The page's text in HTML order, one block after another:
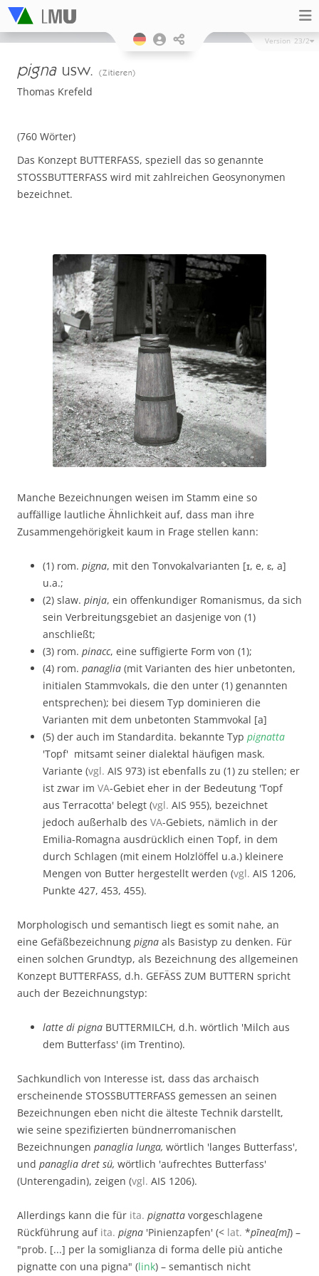
Version 23/2
pigna usw.(Zitieren)
Thomas Krefeld
(760 Wörter)
Das Konzept BUTTERFASS, speziell das so genannte
STOSSBUTTERFASS wird mit zahlreichen Geosynonymen
bezeichnet.
Manche Bezeichnungen weisen im Stamm eine so
auffällige lautliche Ähnlichkeit auf, dass man ihre
Zusammengehörigkeit kaum in Frage stellen kann:
(1) rom. pigna, mit den Tonvokalvarianten [ɪ, e, ɛ, a]
u.a.;
(2) slaw. pinja, ein offenkundiger Romanismus, da sich
sein Verbreitungsgebiet an dasjenige von (1)
anschließt;
(3) rom. pinacc, eine suffigierte Form von (1);
(4) rom. panaglia (mit Varianten des hier unbetonten,
initialen Stammvokals, die den unter (1) genannten
entsprechen); bei diesem Typ dominieren die
Varianten mit dem unbetonten Stammvokal [a]
(5) der auch im Standardita. bekannte Typ pignatta
'Topf' mitsamt seiner dialektal häufigen mask.
Variante (vgl. AIS 973) ist ebenfalls zu (1) zu stellen; er
ist zwar im VA-Gebiet eher in der Bedeutung 'Topf
aus Terracotta' belegt (vgl. AIS 955), bezeichnet
jedoch außerhalb des VA-Gebiets, nämlich in der
Emilia-Romagna ausdrücklich einen Topf, in dem
durch Schlagen (mit einem Holzlöffel u.a.) kleinere
Mengen von Butter hergestellt werden (vgl. AIS 1206,
Punkte 427, 453, 455).
Morphologisch und semantisch liegt es somit nahe, an
eine Gefäßbezeichnung pigna als Basistyp zu denken. Für
einen solchen Grundtyp, als Bezeichnung des allgemeinen
Konzept BUTTERFASS, d.h. GEFÄSS ZUM BUTTERN spricht
auch der Bezeichnungstyp:
latte di pigna BUTTERMILCH, d.h. wörtlich 'Milch aus
dem Butterfass' (im Trentino).
Sachkundlich von Interesse ist, dass das archaisch
erscheinende STOSSBUTTERFASS gemessen an seinen
Bezeichnungen eben nicht die älteste Technik darstellt,
wie seine spezifizierten bündnerromanischen
Bezeichnungen panaglia lunga, wörtlich 'langes Butterfass',
und panaglia dret sü, wörtlich 'aufrechtes Butterfass'
(Unterengadin), zeigen (vgl. AIS 1206).
Allerdings kann die für ita. pignatta vorgeschlagene
Rückführung auf ita. pigna 'Pinienzapfen' (< lat. *pīnea[m]) –
"prob. [...] per la somiglianza di forma delle più antiche
pignatte con una pigna" (link) – semantisch nicht